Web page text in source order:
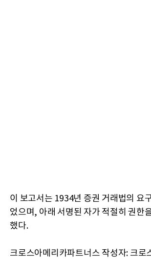
이 보고서는 1934년 증권 거래법의 요
었으며, 아래 서명된 자가 적절히 권한
했다.
크로스아메리카파트너스 작성자: 크로